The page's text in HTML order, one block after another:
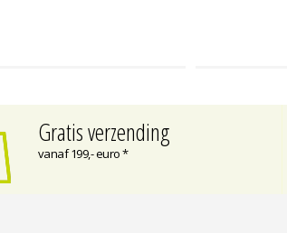
Gratis verzending
vanaf 199,- euro *